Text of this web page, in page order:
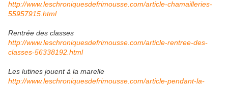
http://www.leschroniquesdefrimousse.com/article-chamailleries-
55957915.html
Rentrée des classes
http://www.leschroniquesdefrimousse.com/article-rentree-des-
classes-56338192.html
Les lutines jouent à la marelle
http://www.leschroniquesdefrimousse.com/article-pendant-la-